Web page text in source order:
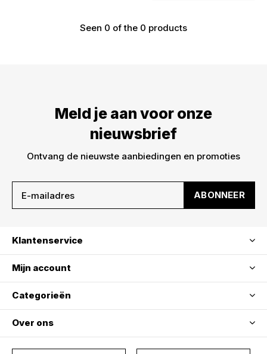
Seen 0 of the 0 products
Meld je aan voor onze
nieuwsbrief
Ontvang de nieuwste aanbiedingen en promoties
ABONNEER
Klantenservice
Mijn account
Categorieën
Over ons